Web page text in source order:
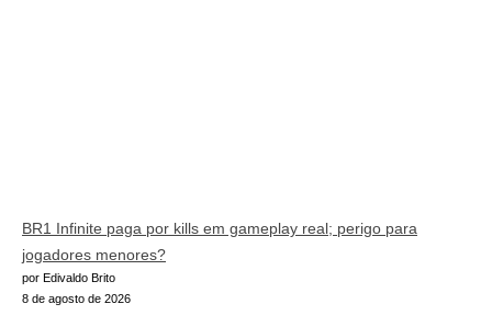
BR1 Infinite paga por kills em gameplay real; perigo para
jogadores menores?
por Edivaldo Brito
8 de agosto de 2026